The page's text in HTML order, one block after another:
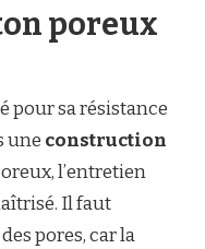
poreux
pour sa résistance
une construction
l’entretien
Il faut
pores, car la